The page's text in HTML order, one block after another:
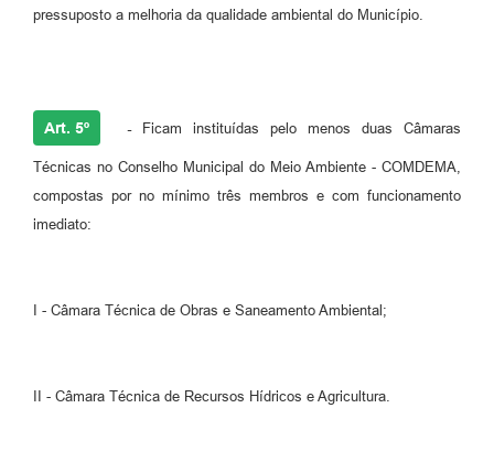
pressuposto a melhoria da qualidade ambiental do Município.
Art. 5º -Ficam instituídas pelo menos duas Câmaras
Técnicas no Conselho Municipal do Meio Ambiente - COMDEMA,
compostas por no mínimo três membros e com funcionamento
imediato:
I - Câmara Técnica de Obras e Saneamento Ambiental;
II - Câmara Técnica de Recursos Hídricos e Agricultura.